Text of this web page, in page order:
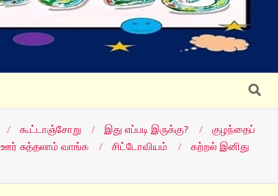
Search
கூட்டாஞ்சோறு இது எப்படி இருக்கு?
குழந்தைப்
ஊர் சுத்தலாம் வாங்க சிட்டோவியம்
கற்றல் இனிது